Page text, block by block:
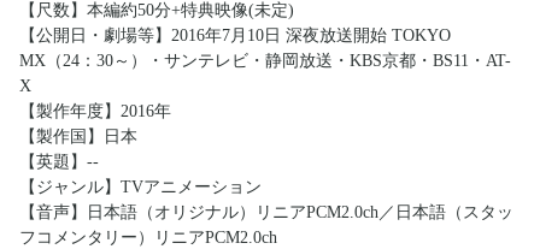
【尺数】本編約50分+特典映像(未定)
【公開日・劇場等】2016年7月10日 深夜放送開始 TOKYO
MX（24：30～）・サンテレビ・静岡放送・KBS京都・BS11・AT-
X
【製作年度】2016年
【製作国】日本
【英題】--
【ジャンル】TVアニメーション
【音声】日本語（オリジナル）リニアPCM2.0ch／日本語（スタッ
フコメンタリー）リニアPCM2.0ch